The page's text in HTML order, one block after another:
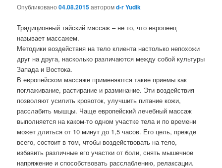
Опубликовано04.08.2015авторомd-r Yudik
Традиционный тайский массаж – не то, что европеец
называет массажем.
Методики воздействия на тело клиента настолько непохожи
друг на друга, насколько различаются между собой культуры
Запада и Востока.
В европейском массаже применяются такие приемы как
поглаживание, растирание и разминание. Эти воздействия
позволяют усилить кровоток, улучшить питание кожи,
расслабить мышцы. Чаще европейский лечебный массаж
выполняется на каком-то одном участке тела и по времени
может длиться от 10 минут до 1,5 часов. Его цель, прежде
всего, состоит в том, чтобы воздействовать на тело,
избавить различные его участки от боли, снять мышечное
напряжение и способствовать расслаблению, релаксации.